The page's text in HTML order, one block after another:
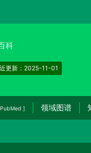
科
更新：2025-11-01
] 领域图谱